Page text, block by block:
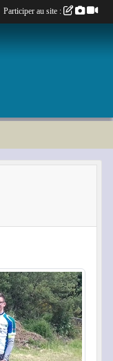
Participer au site :